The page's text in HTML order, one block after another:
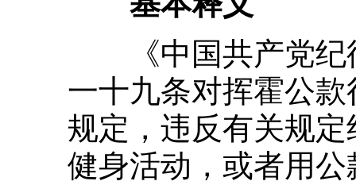
《中国共产党纪
一十九条对挥霍公
规定，违反有关规
健身活动，或者用